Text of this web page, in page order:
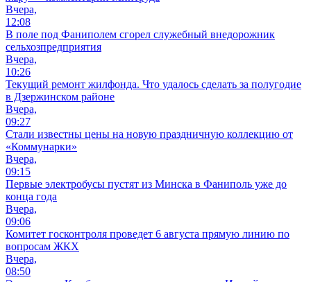
Вчера,
12:08
В поле под Фаниполем сгорел служебный внедорожник
сельхозпредприятия
Вчера,
10:26
Текущий ремонт жилфонда. Что удалось сделать за полугодие
в Дзержинском районе
Вчера,
09:27
Стали известны цены на новую праздничную коллекцию от
«Коммунарки»
Вчера,
09:15
Первые электробусы пустят из Минска в Фаниполь уже до
конца года
Вчера,
09:06
Комитет госконтроля проведет 6 августа прямую линию по
вопросам ЖКХ
Вчера,
08:50